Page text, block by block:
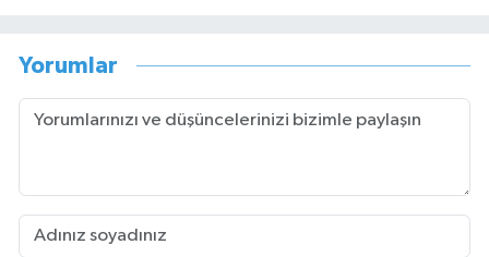
Yorumlar